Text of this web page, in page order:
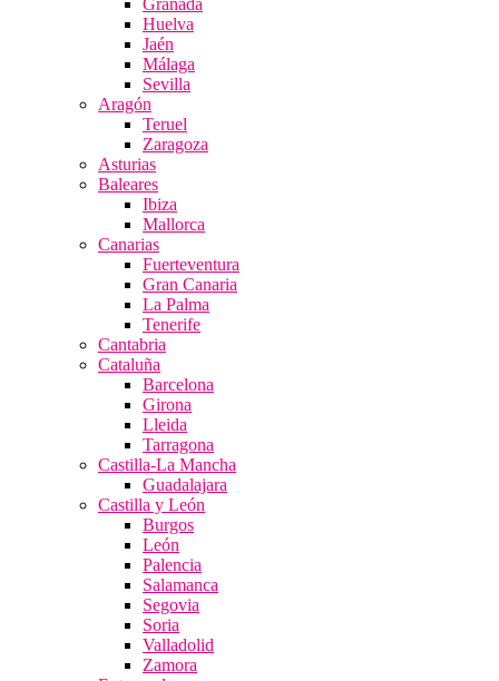
Granada
Huelva
Jaén
Málaga
Sevilla
Aragón
Teruel
Zaragoza
Asturias
Baleares
Ibiza
Mallorca
Canarias
Fuerteventura
Gran Canaria
La Palma
Tenerife
Cantabria
Cataluña
Barcelona
Girona
Lleida
Tarragona
Castilla-La Mancha
Guadalajara
Castilla y León
Burgos
León
Palencia
Salamanca
Segovia
Soria
Valladolid
Zamora